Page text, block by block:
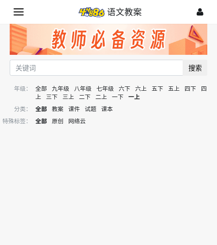
语文教案
搜索
年级： 全部 九年级 八年级 七年级 六下 六上 五下 五上 四下
四
上
三下 三上 二下 二上 一下
一上
分类：
全部 教案 课件 试题
课本
特殊标签：
全部 原创 网络云